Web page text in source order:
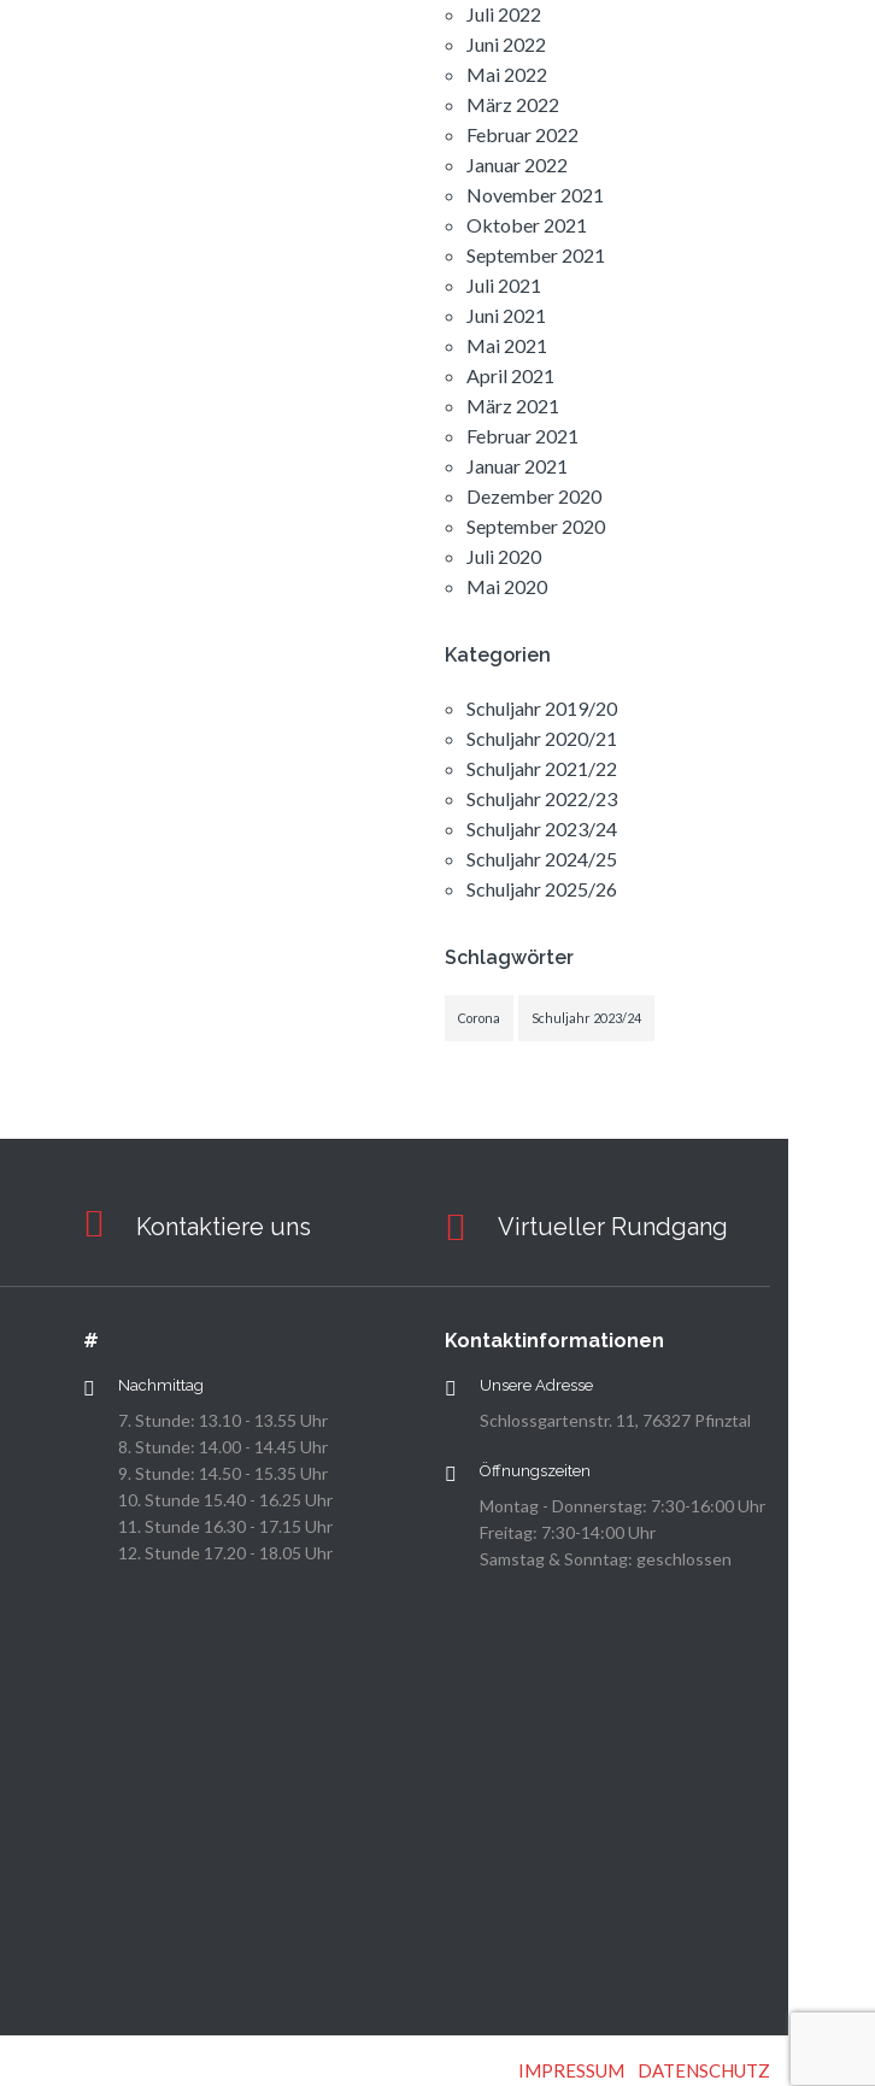
Juli 2022
Juni 2022
Mai 2022
März 2022
Februar 2022
Januar 2022
November 2021
Oktober 2021
September 2021
Juli 2021
Juni 2021
Mai 2021
April 2021
März 2021
Februar 2021
Januar 2021
Dezember 2020
September 2020
Juli 2020
Mai 2020
Kategorien
Schuljahr 2019/20
Schuljahr 2020/21
Schuljahr 2021/22
Schuljahr 2022/23
Schuljahr 2023/24
Schuljahr 2024/25
Schuljahr 2025/26
Schlagwörter
Corona Schuljahr 2023/24
Kontaktiere uns Virtueller Rundgang
#
Nachmittag
7. Stunde: 13.10 - 13.55 Uhr
8. Stunde: 14.00 - 14.45 Uhr
9. Stunde: 14.50 - 15.35 Uhr
10. Stunde 15.40 - 16.25 Uhr
11. Stunde 16.30 - 17.15 Uhr
12. Stunde 17.20 - 18.05 Uhr
Kontaktinformationen
Unsere Adresse
Schlossgartenstr. 11, 76327 Pfinztal
Öffnungszeiten
Montag - Donnerstag: 7:30-16:00 Uhr
Freitag: 7:30-14:00 Uhr
Samstag & Sonntag: geschlossen
IMPRESSUM DATENSCHUTZ